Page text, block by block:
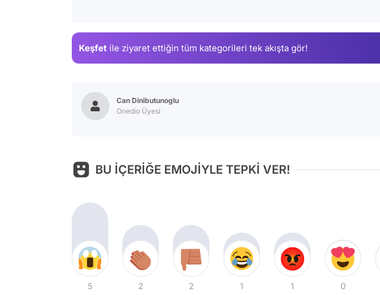
Keşfet ile ziyaret ettiğin tüm kategorileri tek akışta gör!
Can Dinibutunoglu
Onedio Üyesi
BU İÇERİĞE EMOJİYLE TEPKİ VER!
5 2 2 1 1 0